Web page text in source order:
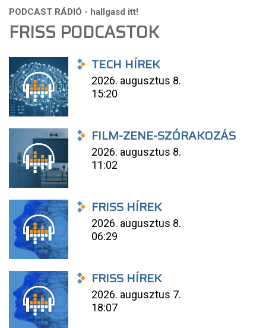
FRISS PODCASTOK
TECH HÍREK
2026. augusztus 8.
15:20
FILM-ZENE-SZÓRAKOZÁS
2026. augusztus 8.
11:02
FRISS HÍREK
2026. augusztus 8.
06:29
FRISS HÍREK
2026. augusztus 7.
18:07